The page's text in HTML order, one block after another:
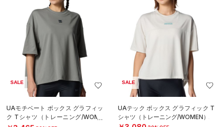
SALE
UAモチベート ボックス グラフィッ
ク Tシャツ（トレーニング/WOME
SALE
UAテック ボックス グラフィック T
シャツ（トレーニング/WOMEN）